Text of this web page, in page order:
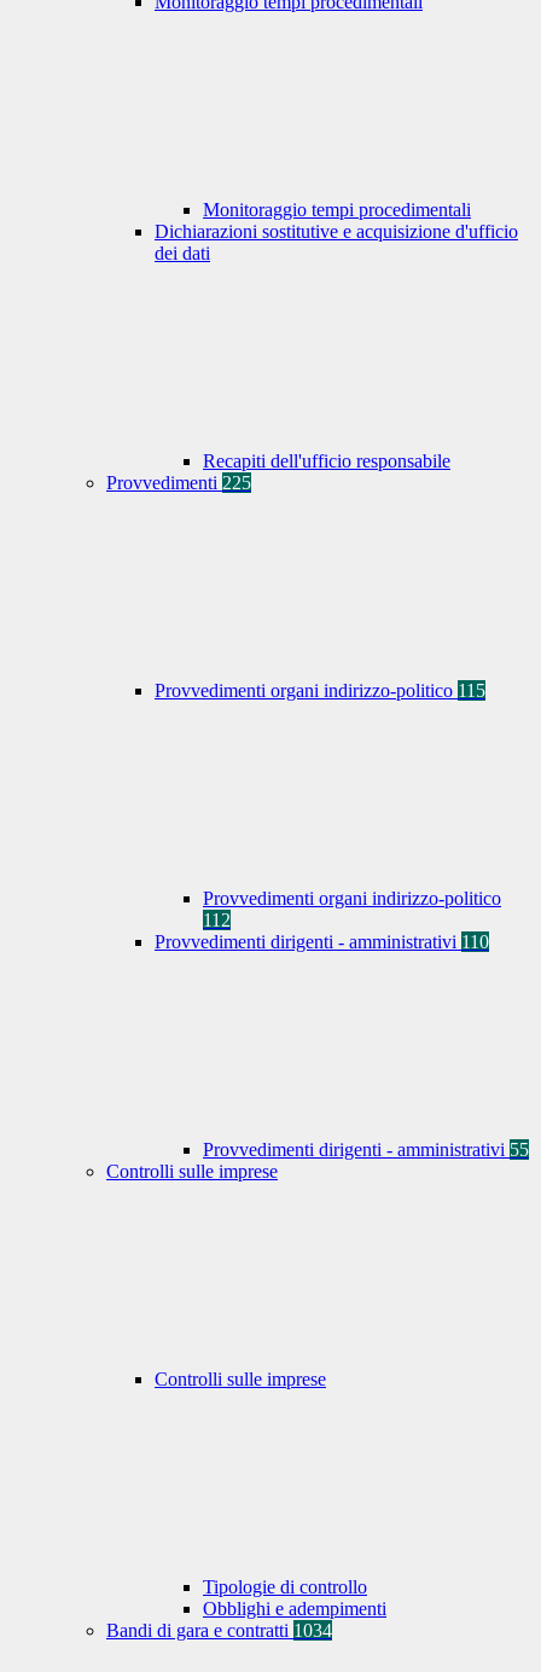
Monitoraggio tempi procedimentali
Dichiarazioni sostitutive e acquisizione d'ufficio
dei dati
Recapiti dell'ufficio responsabile
Provvedimenti 225
Provvedimenti organi indirizzo-politico 115
Provvedimenti organi indirizzo-politico
112
Provvedimenti dirigenti - amministrativi 110
Provvedimenti dirigenti - amministrativi 55
Controlli sulle imprese
Controlli sulle imprese
Tipologie di controllo
Obblighi e adempimenti
Bandi di gara e contratti 1034